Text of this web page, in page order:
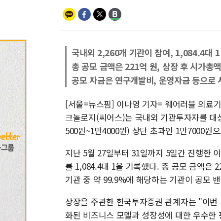
국내외 2,260개 기관이 참여, 1,084.4대
총 공모 금액은 221억 원, 상장 후 시가총
공모 자금은 연구개발비, 운영자금 등으로
[서울=뉴스핌] 이나영 기자= 웨어러블 의료
크놀로지(씨어스)는 국내외 기관투자자를
500원~1만4000원) 상단 초과인 1만7000원
지난 5월 27일부터 31일까지 5일간 진행한
률 1,084.4대 1을 기록했다. 총 공모 금액은
기관 중 약 99.9%에 해당하는 기관이 공모
상장을 주관한 한국투자증권 관계자는 "이
화된 비즈니스 모델과 성장성에 대한 우수